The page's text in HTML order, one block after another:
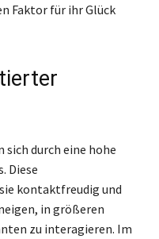
Faktor für ihr Glück
durch eine hohe
Diese
kontaktfreudig und
in größeren
zu interagieren. Im